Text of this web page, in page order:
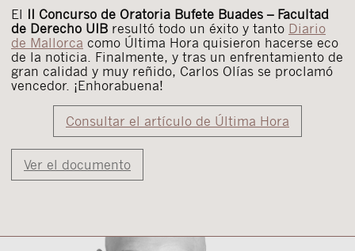
El II Concurso de Oratoria Bufete Buades – Facultad
de Derecho UIB resultó todo un éxito y tanto Diario
de Mallorca como Última Hora quisieron hacerse eco
de la noticia. Finalmente, y tras un enfrentamiento de
gran calidad y muy reñido, Carlos Olías se proclamó
vencedor. ¡Enhorabuena!
Consultar el artículo de Última Hora
Ver el documento